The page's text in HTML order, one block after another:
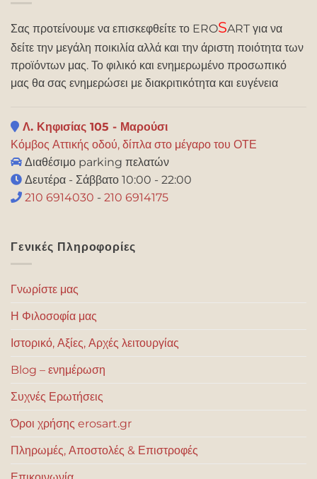
Σας προτείνουμε να επισκεφθείτε το EROSART για να
δείτε την μεγάλη ποικιλία αλλά και την άριστη ποιότητα των
προϊόντων μας. Το φιλικό και ενημερωμένο προσωπικό
μας θα σας ενημερώσει με διακριτικότητα και ευγένεια
Λ. Κηφισίας 105 - Μαρούσι
Κόμβος Αττικής οδού, δίπλα στο μέγαρο του ΟΤΕ
Διαθέσιμο parking πελατών
Δευτέρα - Σάββατο 10:00 - 22:00
210 6914030 - 210 6914175
Γενικές Πληροφορίες
Γνωρίστε μας
Η Φιλοσοφία μας
Ιστορικό, Αξίες, Αρχές λειτουργίας
Blog – ενημέρωση
Συχνές Ερωτήσεις
Όροι χρήσης erosart.gr
Πληρωμές, Αποστολές & Επιστροφές